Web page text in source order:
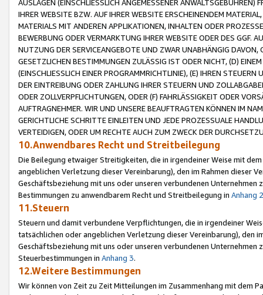
AUSLAGEN (EINSCHLIESSLICH ANGEMESSENER
IHRER WEBSITE BZW. AUF IHRER WEBSITE ERSCHEINENDEM
MATERIALS MIT ANDEREN APPLIKATIONEN, INHALTEN ODER
BEWERBUNG ODER VERMARKTUNG IHRER WEBSITE ODER DES GGF.
NUTZUNG DER SERVICEANGEBOTE UND ZWAR UNABHÄNGIG
GESETZLICHEN BESTIMMUNGEN ZULÄSSIG IST ODER NICHT, (D)
(EINSCHLIESSLICH EINER PROGRAMMRICHTLINIE), (E) IHREN
DER EINTREIBUNG ODER ZAHLUNG IHRER STEUERN UND
ODER ZOLLVERPFLICHTUNGEN, ODER (F) FAHRLÄSSIGKEIT ODER
AUFTRAGNEHMER. WIR UND UNSERE BEAUFTRAGTEN KÖNNEN IM
GERICHTLICHE SCHRITTE EINLEITEN UND JEDE PROZESSUALE
VERTEIDIGEN, ODER UM RECHTE AUCH ZUM ZWECK DER
10.Anwendbares Recht und Streitbeilegung
Die Beilegung etwaiger Streitigkeiten, die in irgendeiner Weise mit
angeblichen Verletzung dieser Vereinbarung), den im Rahmen dieser
Geschäftsbeziehung mit uns oder unseren verbundenen
Bestimmungen zu anwendbarem Recht und Streitbeilegung in Anhang 2
11.Steuern
Steuern und damit verbundene Verpflichtungen, die in irgendeiner
tatsächlichen oder angeblichen Verletzung dieser Vereinbarung), den
Geschäftsbeziehung mit uns oder unseren verbundenen
Steuerbestimmungen in Anhang 3.
12.Weitere Bestimmungen
Wir können von Zeit zu Zeit Mitteilungen im Zusammenhang mit dem